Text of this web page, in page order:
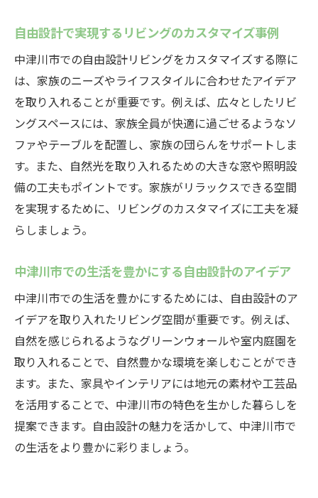
中津川市での自由設計リビングが提供する新た
なライフスタイル
自由設計リビングがもたらす生活の変化
中津川市での新しい暮らし方を提案
リビングでの過ごし方が変わる自由設計の
魅力
自由設計で実現するクリエイティブなライ
フスタイル
中津川市ならではのライフスタイルとリビ
ング
自由設計リビングの魅力を中津川市で最大限に
引き出す方法
中津川市の特色を活かしたリビング設計の
コツ
自由設計でリビングに個性をプラス
自然と調和するリビングの作り方
リビング空間を広く見せる自由設計の秘訣
中津川市の生活を豊かにするリビングデザ
自由設計で実現するリビングのカスタマイズ事例
中津川市での自由設計リビングをカスタマイズする際に
は、家族のニーズやライフスタイルに合わせたアイデア
を取り入れることが重要です。例えば、広々としたリビ
ングスペースには、家族全員が快適に過ごせるようなソ
ファやテーブルを配置し、家族の団らんをサポートしま
す。また、自然光を取り入れるための大きな窓や照明設
備の工夫もポイントです。家族がリラックスできる空間
を実現するために、リビングのカスタマイズに工夫を凝
らしましょう。
中津川市での生活を豊かにする自由設計のアイデア
中津川市での生活を豊かにするためには、自由設計のア
イデアを取り入れたリビング空間が重要です。例えば、
自然を感じられるようなグリーンウォールや室内庭園を
取り入れることで、自然豊かな環境を楽しむことができ
ます。また、家具やインテリアには地元の素材や工芸品
を活用することで、中津川市の特色を生かした暮らしを
提案できます。自由設計の魅力を活かして、中津川市で
の生活をより豊かに彩りましょう。